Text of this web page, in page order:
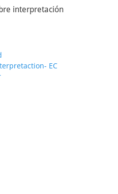
interpretación
EC